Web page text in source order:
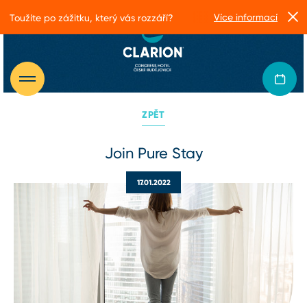
ZPĚT
Join Pure Stay
17.01.2022
Toužíte po zážitku, který vás rozzáří? Více informací